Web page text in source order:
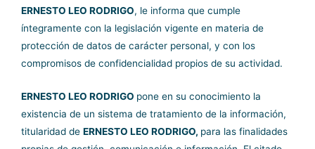
ERNESTO LEO RODRIGO, le informa que cumple
íntegramente con la legislación vigente en materia de
protección de datos de carácter personal, y con los
compromisos de confidencialidad propios de su actividad.
ERNESTO LEO RODRIGO pone en su conocimiento la
existencia de un sistema de tratamiento de la información,
titularidad de ERNESTO LEO RODRIGO, para las finalidades